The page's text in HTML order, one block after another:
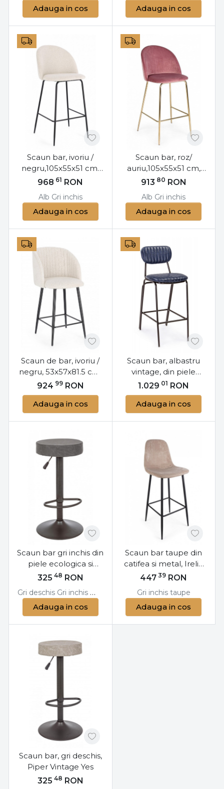
Adauga in cos Adauga in cos
Scaun bar, ivoriu /
negru,105x55x51 cm,
Carry, Bizzotto
968 61 RON
Alb Gri inchis
Adauga in cos
Scaun bar, roz/
auriu,105x55x51 cm,
Carry, Bizzotto
913 80 RON
Alb Gri inchis
Adauga in cos
Scaun de bar, ivoriu /
negru, 53x57x81.5 cm,
Queen, Yes
924 99 RON
Adauga in cos
Scaun bar, albastru
vintage, din piele
ecologica si metal,
Debbie, Bizzotto
1.029 01 RON
Adauga in cos
Scaun bar gri inchis din
piele ecologica si
metal, Vintage
325 48 RON
Gri deschis Gri inchis Maro
Adauga in cos
Scaun bar taupe din
catifea si metal, Irelia
Bizzotto
447 39 RON
Gri inchis taupe
Adauga in cos
Scaun bar, gri deschis,
Piper Vintage Yes
325 48 RON